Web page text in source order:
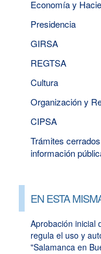
Economía y
Presidencia
GIRSA
REGTSA
Cultura
Organización y
CIPSA
Trámites
información
EN ESTA
Aprobación inicial
regula el uso y
"Salamanca en